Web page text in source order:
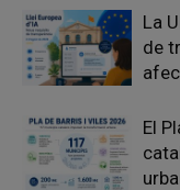
La
de
El